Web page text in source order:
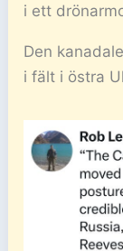
i ett
Den
i fält i östra